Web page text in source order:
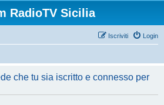
RadioTV Sicilia
Login
Iscriviti
che tu sia iscritto e connesso per